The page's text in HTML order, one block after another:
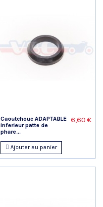
Caoutchouc ADAPTABLE
inferieur patte de
phare...
6,60 €
Ajouter au panier